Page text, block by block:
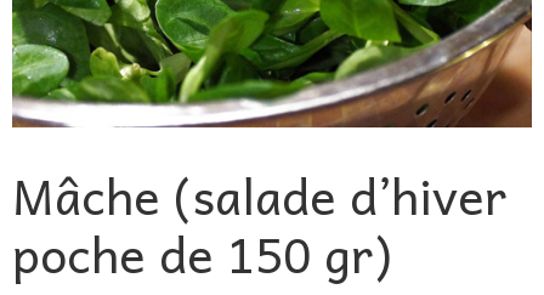
Mâche (salade d’hiver
poche de 150 gr)